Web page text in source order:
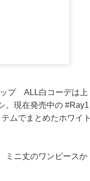
ップ ALL白コーデは上
。現在発売中の #Ray1
ムでまとめたホワイト
ミニ丈のワンピースか